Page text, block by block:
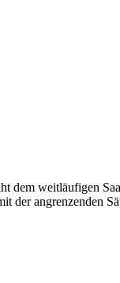
weitläufigen
der angrenzenden